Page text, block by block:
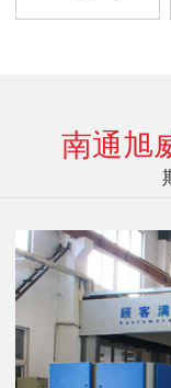
南通旭